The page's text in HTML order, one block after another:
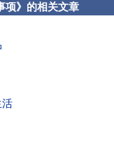
项》的相关文章
活